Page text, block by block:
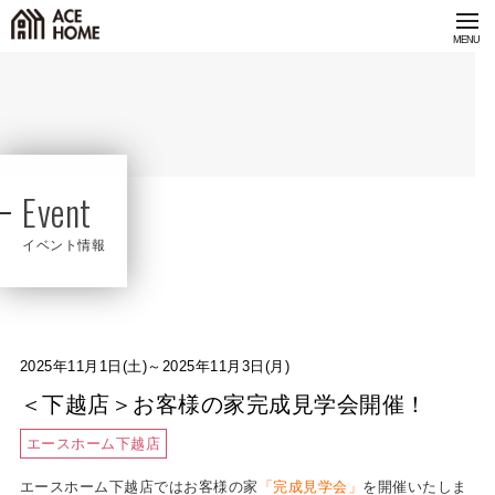
Event
イベント情報
2025年11月1日(土)～2025年11月3日(月)
＜下越店＞お客様の家完成見学会開催！
エースホーム下越店
エースホーム下越店ではお客様の家 「完成見学会」 を開催いたしま